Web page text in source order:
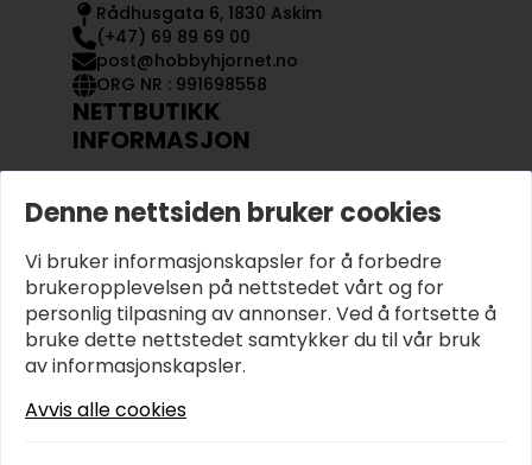
Rådhusgata 6, 1830 Askim
(+47) 69 89 69 00
post@hobbyhjornet.no
ORG NR : 991698558
NETTBUTIKK
INFORMASJON
OM OSS
KJØPSVILKÅR OG BETINGELSER
PERSONVERN
Denne nettsiden bruker cookies
Vi bruker informasjonskapsler for å forbedre
brukeropplevelsen på nettstedet vårt og for
personlig tilpasning av annonser. Ved å fortsette å
bruke dette nettstedet samtykker du til vår bruk
av informasjonskapsler.
Avvis alle cookies